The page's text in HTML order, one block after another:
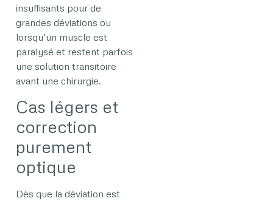
insuffisants pour de
grandes déviations ou
lorsqu’un muscle est
paralysé et restent parfois
une solution transitoire
avant une chirurgie.
Cas légers et
correction
purement
optique
Dès que la déviation est